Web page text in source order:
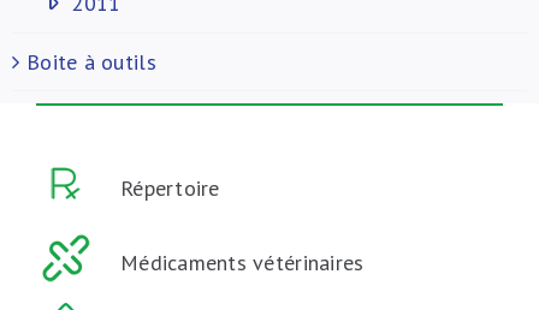
Boite à outils
Répertoire
Médicaments vétérinaires